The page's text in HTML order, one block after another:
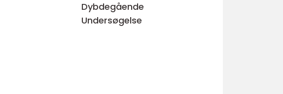
Dybdegående
Undersøgelse